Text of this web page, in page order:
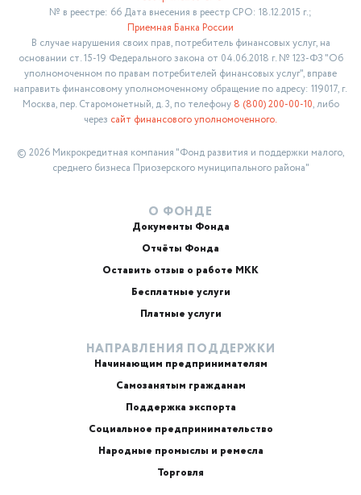
№ в реестре: 66 Дата внесения в реестр СРО: 18.12.2015 г.;
Приемная Банка России
В случае нарушения своих прав, потребитель финансовых услуг, на
основании ст. 15-19 Федерального закона от 04.06.2018 г. № 123-ФЗ "Об
уполномоченном по правам потребителей финансовых услуг", вправе
направить финансовому уполномоченному обращение по адресу: 119017, г.
Москва, пер. Старомонетный, д. 3, по телефону 8 (800) 200-00-10, либо
через сайт финансового уполномоченного.
© 2026 Микрокредитная компания "Фонд развития и поддержки малого,
среднего бизнеса Приозерского муниципального района"
О ФОНДЕ
Документы Фонда
Отчёты Фонда
Оставить отзыв о работе МКК
Бесплатные услуги
Платные услуги
НАПРАВЛЕНИЯ ПОДДЕРЖКИ
Начинающим предпринимателям
Самозанятым гражданам
Поддержка экспорта
Социальное предпринимательство
Народные промыслы и ремесла
Торговля